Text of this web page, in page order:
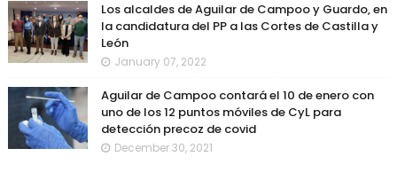
Los alcaldes de Aguilar de Campoo y Guardo, en
la candidatura del PP a las Cortes de Castilla y
León
January 07, 2022
Aguilar de Campoo contará el 10 de enero con
uno de los 12 puntos móviles de CyL para
detección precoz de covid
December 30, 2021